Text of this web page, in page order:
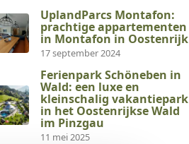
UplandParcs Montafon:
prachtige appartementen
in Montafon in Oostenrijk
17 september 2024
Ferienpark Schöneben in
Wald: een luxe en
kleinschalig vakantiepark
in het Oostenrijkse Wald
im Pinzgau
11 mei 2025